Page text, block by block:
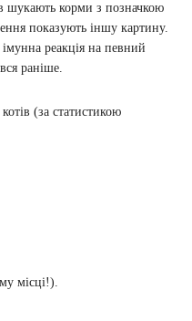
шукають корми з позначкою
показують іншу картину.
реакція на певний
раніше.
(за статистикою
місці!).